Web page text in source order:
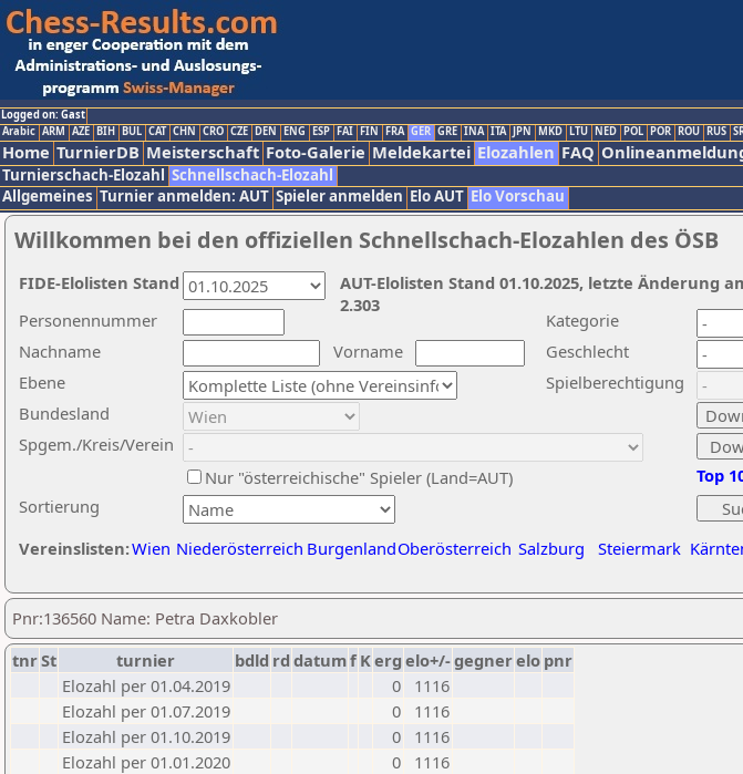
Logged on: Gast
Arabic ARM AZE BIH BUL CAT CHN CRO CZE DEN ENG ESP FAI FIN FRA GER GRE INA ITA JPN MKD LTU NED POL POR ROU RUS
Home TurnierDB Meisterschaft Foto-Galerie Meldekartei Elozahlen FAQ
Turnierschach-Elozahl Schnellschach-Elozahl
Allgemeines Turnier anmelden: AUT Spieler anmelden Elo AUT Elo Vorschau
Willkommen bei den offiziellen Schnellschach-Elozahlen des ÖSB
Nachname
Vorname
Ebene
Kategorie
Sortierung
Personennummer
Bundesland
Spgem./Kreis/Verein
Geschlecht
Nur "österreichische" Spieler (Land=AUT)
Spielberechtigung
Vereinslisten:Wien Niederösterreich BurgenlandOberösterreich Salzburg Steiermark
Top
AUT-Elolisten Stand 01.10.2025, letzte Änderung
2.303
FIDE-Elolisten Stand
Pnr:136560 Name: Petra Daxkobler
tnrSt turnier bdld rd datumf Kerg elo+/-gegnerelo pnr
Elozahl per 01.04.2019
0
1116
Elozahl per 01.07.2019
0
1116
Elozahl per 01.10.2019
0
1116
Elozahl per 01.01.2020
0
1116